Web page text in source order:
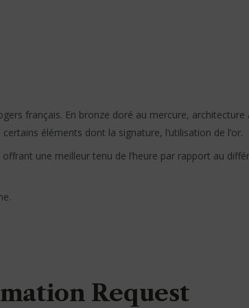
français. En bronze doré au mercure, architecture
éléments dont la signature, l’utilisation de l’or.
une meilleur tenu de l’heure par rapport au
Request